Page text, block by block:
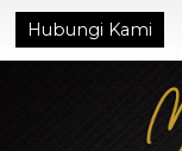
Hubungi Kami